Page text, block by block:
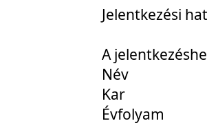
Jelentkezési
A
Név
Kar
Évfolyam